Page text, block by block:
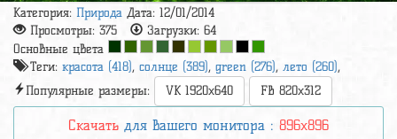
Категория: Природа Дата: 12/01/2014
Просмотры: 375 Загрузки: 64
Основные цвета
Теги: красота (418), солнце (389), green (276), лето (260),
Популярные размеры:
VK 1920x640 FB 820x312
Скачать для вашего монитора : 896x896